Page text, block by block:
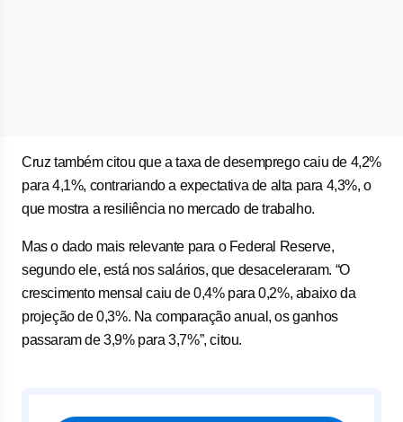
Cruz também citou que a taxa de desemprego caiu de 4,2%
para 4,1%, contrariando a expectativa de alta para 4,3%, o
que mostra a resiliência no mercado de trabalho.
Mas o dado mais relevante para o Federal Reserve,
segundo ele, está nos salários, que desaceleraram. “O
crescimento mensal caiu de 0,4% para 0,2%, abaixo da
projeção de 0,3%. Na comparação anual, os ganhos
passaram de 3,9% para 3,7%”, citou.